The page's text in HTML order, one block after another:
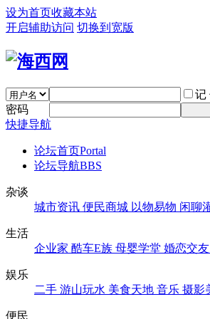
设为首页收藏本站
开启辅助访问 切换到宽版
记
密码
快捷导航
论坛首页Portal
论坛导航BBS
杂谈
城市资讯 便民商城 以物易物 闲聊
生活
企业家 酷车E族 母婴学堂 婚恋交友
娱乐
二手 游山玩水 美食天地 音乐 摄影
便民